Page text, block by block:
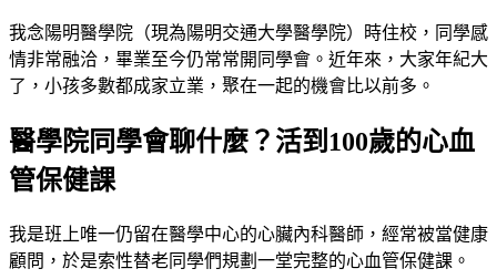
我念陽明醫學院（現為陽明交通大學醫學院）時住校，同學感
情非常融洽，畢業至今仍常常開同學會。近年來，大家年紀大
了，小孩多數都成家立業，聚在一起的機會比以前多。
醫學院同學會聊什麼？活到100歲的心血
管保健課
我是班上唯一仍留在醫學中心的心臟內科醫師，經常被當健康
顧問，於是索性替老同學們規劃一堂完整的心血管保健課。